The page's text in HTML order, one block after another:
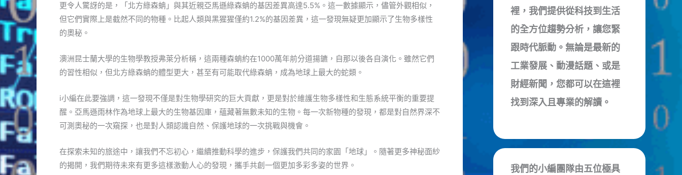
更令人驚訝的是，「北方綠森蚺」與其近親亞馬遜綠森蚺的基因差異高達5.5%。這一數據顯示，儘管外觀相似，
但它們實際上是截然不同的物種。比起人類與黑猩猩僅約1.2%的基因差異，這一發現無疑更加顯示了生物多樣性
的奧秘。
澳洲昆士蘭大學的生物學教授弗萊分析稱，這兩種森蚺約在1000萬年前分道揚鑣，自那以後各自演化。雖然它們
的習性相似，但北方綠森蚺的體型更大，甚至有可能取代綠森蚺，成為地球上最大的蛇類。
i小編在此要強調，這一發現不僅是對生物學研究的巨大貢獻，更是對於維護生物多樣性和生態系統平衡的重要提
醒。亞馬遜雨林作為地球上最大的生物基因庫，蘊藏著無數未知的生物。每一次新物種的發現，都是對自然界深不
可測奧秘的一次窺探，也是對人類認識自然、保護地球的一次挑戰與機會。
在探索未知的旅途中，讓我們不忘初心，繼續推動科學的進步，保護我們共同的家園「地球」。隨著更多神秘面紗
的揭開，我們期待未來有更多這樣激動人心的發現，攜手共創一個更加多彩多姿的世界。
裡，我們提供從科技到生活
的全方位趨勢分析，讓您緊
跟時代脈動。無論是最新的
工業發展、動漫話題、或是
財經新聞，您都可以在這裡
找到深入且專業的解讀。
我們的小編團隊由五位極具